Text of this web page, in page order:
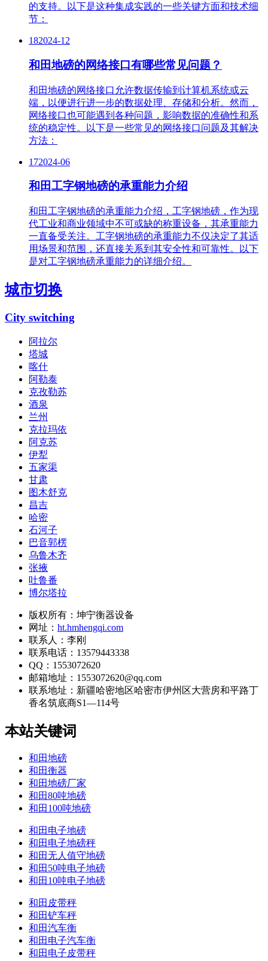
的支持。以下是这种集成实践的一些关键方面和技术细
节：
182024-12
和田地磅的网络接口有哪些常见问题？
和田地磅的网络接口允许数据传输到计算机系统或云
端，以便进行进一步的数据处理、存储和分析。然而，
网络接口也可能遇到各种问题，影响数据的准确性和系
统的稳定性。以下是一些常见的网络接口问题及其解决
方法：
172024-06
和田工字钢地磅的承重能力介绍
和田工字钢地磅的承重能力介绍，工字钢地磅，作为现
代工业和商业领域中不可或缺的称重设备，其承重能力
一直备受关注。工字钢地磅的承重能力不仅决定了其适
用场景和范围，还直接关系到其安全性和可靠性。以下
是对工字钢地磅承重能力的详细介绍。
城市切换
City switching
阿拉尔
塔城
喀什
阿勒泰
克孜勒苏
酒泉
兰州
克拉玛依
阿克苏
伊犁
五家渠
甘肃
图木舒克
昌吉
哈密
石河子
巴音郭楞
乌鲁木齐
张掖
吐鲁番
博尔塔拉
版权所有：坤宁衡器设备
网址： ht.hmhengqi.com
联系人：李刚
联系电话：13579443338
QQ：1553072620
邮箱地址：1553072620@qq.com
联系地址： 新疆哈密地区哈密市伊州区大营房和平路丁
香名筑底商S1—114号
本站关键词
和田地磅
和田衡器
和田地磅厂家
和田80吨地磅
和田100吨地磅
和田电子地磅
和田电子地磅秤
和田无人值守地磅
和田50吨电子地磅
和田10吨电子地磅
和田皮带秤
和田铲车秤
和田汽车衡
和田电子汽车衡
和田电子皮带秤